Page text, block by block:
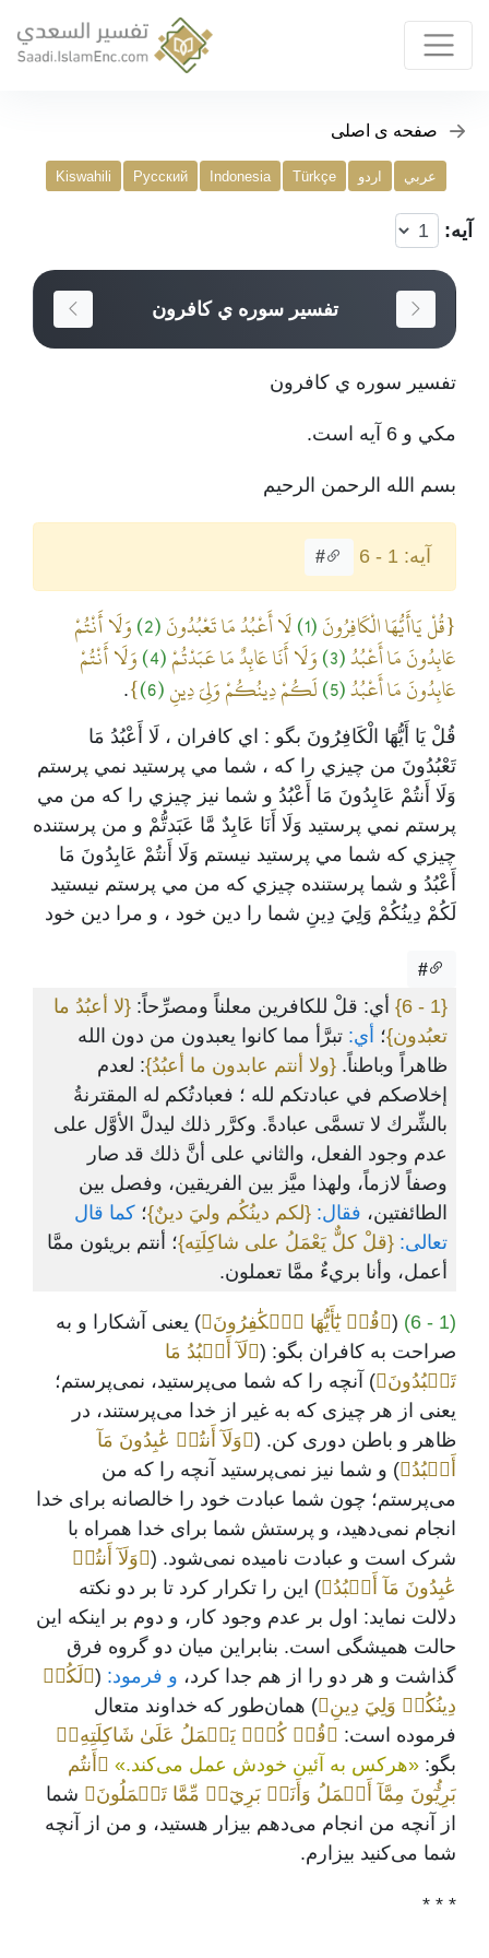
صفحه ی اصلی
عربي اردو Türkçe
Indonesia
Русский
Kiswahili
آیه:
تفسير سوره ي کافرون
تفسير سوره ي کافرون
مکي و 6 آيه است.
بسم الله الرحمن الرحيم
آیه: 1 - 6 #
{قُلْ يَاأَيُّهَا الْكَافِرُونَ(1) لَا أَعْبُدُ مَا تَعْبُدُونَ(2)
وَلَا أَنْتُمْ
عَابِدُونَ مَا أَعْبُدُ(3) وَلَا أَنَا عَابِدٌ مَا عَبَدْتُمْ(4)
وَلَا أَنْتُمْ
عَابِدُونَ مَا أَعْبُدُ(5) لَكُمْ دِينُكُمْ وَلِيَ دِينِ(6)
}
.
قُلْ يَا أَيُّهَا الْكَافِرُونَ بگو : اي کافران ، لَا أَعْبُدُ مَا
تَعْبُدُونَ من چيزي را که ، شما مي پرستيد نمي پرستم
وَلَا أَنتُمْ عَابِدُونَ مَا أَعْبُدُ و شما نيز چيزي را که من مي
پرستم نمي پرستيد وَلَا أَنَا عَابِدٌ مَّا عَبَدتُّمْ و من پرستنده
چيزي که شما مي پرستيد نيستم وَلَا أَنتُمْ عَابِدُونَ مَا
أَعْبُدُ و شما پرستنده چيزي که من مي پرستم نيستيد
لَكُمْ دِينُكُمْ وَلِيَ دِينِ شما را دين خود ، و مرا دين خود
#
{1 - 6} أي: قلْ للكافرين معلناً ومصرِّحاً: {لا أعبُدُ ما
تعبُدون}؛ أي: تبرَّأ مما كانوا يعبدون من دون الله
ظاهراً وباطناً. {ولا أنتم عابدون ما أعبُدُ}: لعدم
إخلاصكم في عبادتكم لله ؛ فعبادتُكم له المقترنةُ
بالشِّرك لا تسمَّى عبادةً. وكرَّر ذلك ليدلَّ الأوَّل على
عدم وجود الفعل، والثاني على أنَّ ذلك قد صار
وصفاً لازماً، ولهذا ميَّز بين الفريقين، وفصل بين
الطائفتين، فقال: {لكم دينُكُم وليَ دينٌ}؛ كما قال
تعالى: {قلْ كلٌّ يَعْمَلُ على شاكِلَتِه}؛ أنتم بريئون ممَّا
أعمل، وأنا بريءٌ ممَّا تعملون.
(1 - 6)
(﴿قُلۡ يَٰٓأَيُّهَا ٱلۡكَٰفِرُونَ﴾) یعنی آشکارا و به
صراحت به کافران بگو: (﴿لَآ أَعۡبُدُ مَا
تَعۡبُدُونَ﴾) آنچه را که شما می‌پرستید، نمی‌پرستم؛
یعنی از هر چیزی که به غیر از خدا می‌پرستند، در
ظاهر و باطن دوری کن. (﴿وَلَآ أَنتُمۡ عَٰبِدُونَ مَآ
أَعۡبُدُ﴾) و شما نیز نمی‌پرستید آنچه را که من
می‌پرستم؛ چون شما عبادت خود را خالصانه برای خدا
انجام نمی‌دهید، و پرستش شما برای خدا همراه با
شرک است و عبادت نامیده نمی‌شود. (﴿وَلَآ أَنتُمۡ
عَٰبِدُونَ مَآ أَعۡبُدُ﴾) این را تکرار کرد تا بر دو نکته
دلالت نماید: اول بر عدم وجود کار، و دوم بر اینکه این
حالت همیشگی است. بنابراین میان دو گروه فرق
گذاشت و هر دو را از هم جدا کرد، و فرمود: (﴿لَكُمۡ
دِينُكُمۡ وَلِيَ دِينِ﴾) همان‌طور که خداوند متعال
فرموده است: ﴿قُلۡ كُلّٞ يَعۡمَلُ عَلَىٰ شَاكِلَتِهِۦ﴾
بگو: «هرکس به آئین خودش عمل می‌کند.» ﴿أَنتُم
بَرِيٓ‍ُٔونَ مِمَّآ أَعۡمَلُ وَأَنَا۠ بَرِيٓءٞ مِّمَّا تَعۡمَلُونَ﴾ شما
از آنچه من انجام می‌دهم بیزار هستید، و من از آنچه
شما می‌کنید بیزارم.
* * *